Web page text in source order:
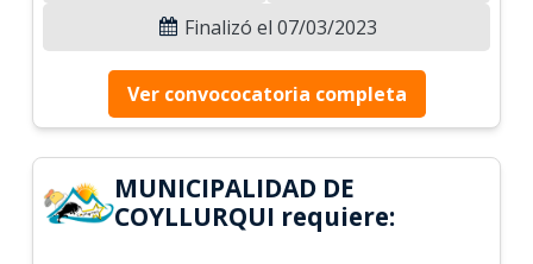
Finalizó el 07/03/2023
Ver convococatoria completa
MUNICIPALIDAD DE
COYLLURQUI requiere: